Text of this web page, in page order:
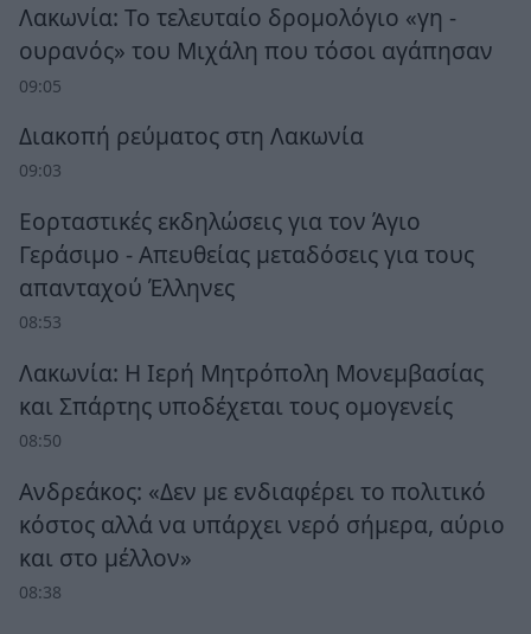
Λακωνία: Το τελευταίο δρομολόγιο «γη -
ουρανός» του Μιχάλη που τόσοι αγάπησαν
09:05
Διακοπή ρεύματος στη Λακωνία
09:03
Εορταστικές εκδηλώσεις για τον Άγιο
Γεράσιμο - Απευθείας μεταδόσεις για τους
απανταχού Έλληνες
08:53
Λακωνία: Η Ιερή Μητρόπολη Μονεμβασίας
και Σπάρτης υποδέχεται τους ομογενείς
08:50
Ανδρεάκος: «Δεν με ενδιαφέρει το πολιτικό
κόστος αλλά να υπάρχει νερό σήμερα, αύριο
και στο μέλλον»
08:38